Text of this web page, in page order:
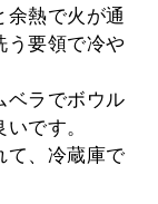
余熱で火が通
う要領で冷や
ベラでボウル
です。
て、冷蔵庫で